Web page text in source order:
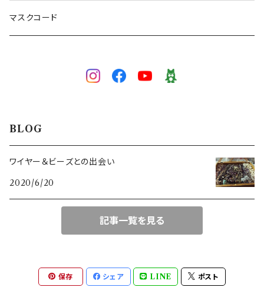
ブローチ
白
イエロー
グリーン
技法で選ぶ
ワイヤーワーク
スキルレベルで選ぶ（初級～上級）
ブレスレット
マスクコード
ワイヤー専用かぎ針
ペンチ･ニッパー
マスクコード
BLOG
ワイヤー＆ビーズとの出会い
2020/6/20
記事一覧を見る
保存 シェア LINE ポスト